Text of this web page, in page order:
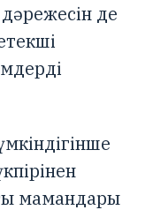
де
мамандары